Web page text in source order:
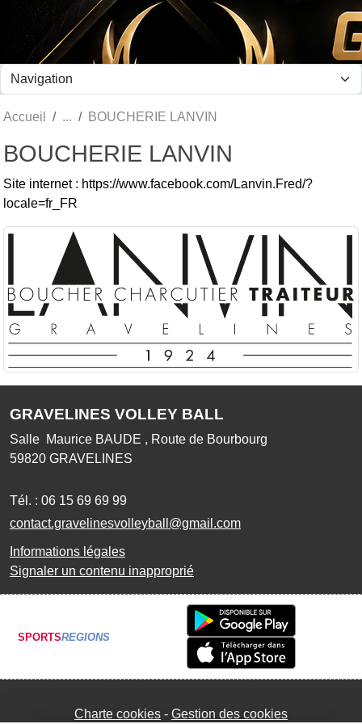
Accueil BOUCHERIE LANVIN
BOUCHERIE LANVIN
Site internet : https://www.facebook.com/Lanvin.Fred/?
locale=fr_FR
GRAVELINES VOLLEY BALL
Salle Maurice BAUDE , Route de Bourbourg
59820 GRAVELINES
Tél. : 06 15 69 69 99
contact.gravelinesvolleyball@gmail.com
Informations légales
Signaler un contenu inapproprié
SPORTSREGIONS
Charte cookies Gestion des cookies
Panneau de gestion des cookies